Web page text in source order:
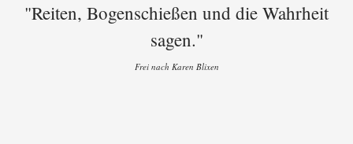
"Reiten, Bogenschießen und die Wahrheit
sagen."
Frei nach Karen Blixen